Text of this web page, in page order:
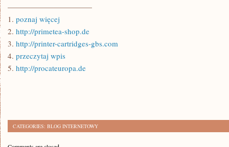
———————————
1. poznaj więcej
2. http://primetea-shop.de
3. http://printer-cartridges-gbs.com
4. przeczytaj wpis
5. http://procateuropa.de
CATEGORIES: BLOG INTERNETOWY